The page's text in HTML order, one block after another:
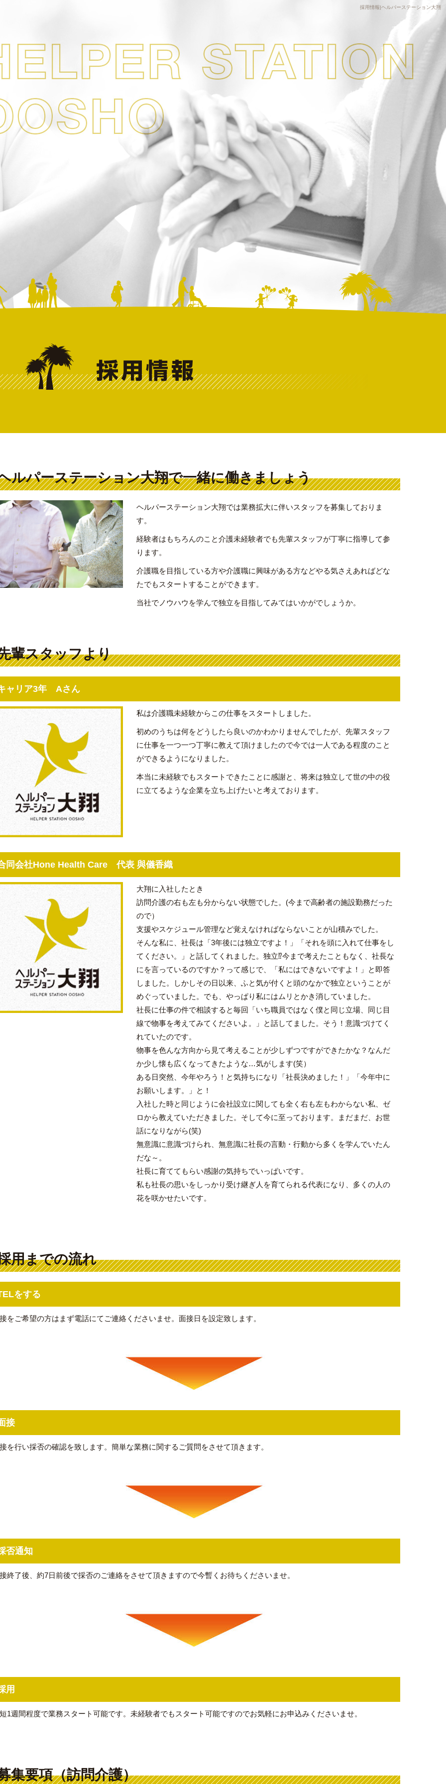
採用情報|ヘルパーステーション大翔
ルパーステーション大翔で一緒に働きましょう
ヘルパーステーション大翔では業務拡大に伴いスタッフを募集しておりま
す。
経験者はもちろんのこと介護未経験者でも先輩スタッフが丁寧に指導して参
ります。
介護職を目指している方や介護職に興味がある方などやる気さえあればどな
たでもスタートすることができます。
当社でノウハウを学んで独立を目指してみてはいかがでしょうか。
輩スタッフより
ャリア3年 Aさん
私は介護職未経験からこの仕事をスタートしました。
初めのうちは何をどうしたら良いのかわかりませんでしたが、先輩スタッフ
に仕事を一つ一つ丁寧に教えて頂けましたので今では一人である程度のこと
ができるようになりました。
本当に未経験でもスタートできたことに感謝と、将来は独立して世の中の役
に立てるような企業を立ち上げたいと考えております。
同会社Hone Health Care 代表 與儀香織
大翔に入社したとき
訪問介護の右も左も分からない状態でした。(今まで高齢者の施設勤務だった
ので）
支援やスケジュール管理など覚えなければならないことが山積みでした。
そんな私に、社長は「3年後には独立ですよ！」「それを頭に入れて仕事をし
てください。」と話してくれました。独立⁉今まで考えたこともなく、社長な
にを言っているのですか？って感じで、「私にはできないですよ！」と即答
しました。しかしその日以来、ふと気が付くと頭のなかで独立ということが
めぐっていました。でも、やっぱり私にはムリとかき消していました。
社長に仕事の件で相談すると毎回「いち職員ではなく僕と同じ立場、同じ目
線で物事を考えてみてくださいよ。」と話してました。そう！意識づけてく
れていたのです。
物事を色んな方向から見て考えることが少しずつですができたかな？なんだ
か少し懐も広くなってきたような…気がします(笑）
ある日突然、今年やろう！と気持ちになり「社長決めました！」「今年中に
お願いします。」と！
入社した時と同じように会社設立に関しても全く右も左もわからない私、ゼ
ロから教えていただきました。そして今に至っております。まだまだ、お世
話になりながら(笑)
無意識に意識づけられ、無意識に社長の言動・行動から多くを学んでいたん
だな～。
社長に育ててもらい感謝の気持ちでいっぱいです。
私も社長の思いをしっかり受け継ぎ人を育てられる代表になり、多くの人の
花を咲かせたいです。
用までの流れ
をする
をご希望の方はまず電話にてご連絡くださいませ。面接日を設定致します。
接
を行い採否の確認を致します。簡単な業務に関するご質問をさせて頂きます。
否通知
終了後、約7日前後で採否のご連絡をさせて頂きますので今暫くお待ちくださいませ。
用
1週間程度で業務スタート可能です。未経験者でもスタート可能ですのでお気軽にお申込みくださいませ。
集要項（訪問介護）